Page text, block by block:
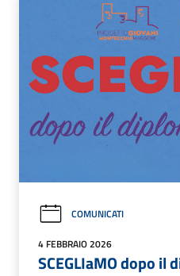
COMUNICATI
4 FEBBRAIO 2026
SCEGLIaMO dopo il